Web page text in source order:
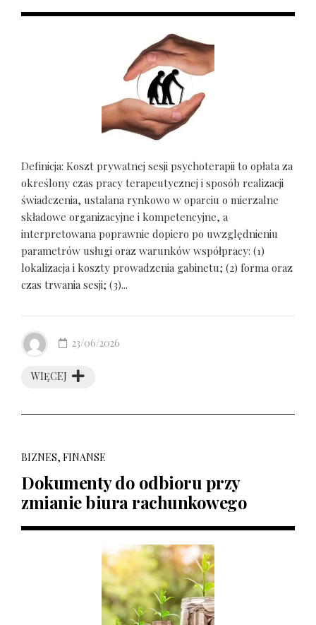
Definicja: Koszt prywatnej sesji psychoterapii to opłata za
określony czas pracy terapeutycznej i sposób realizacji
świadczenia, ustalana rynkowo w oparciu o mierzalne
składowe organizacyjne i kompetencyjne, a
interpretowana poprawnie dopiero po uwzględnieniu
parametrów usługi oraz warunków współpracy: (1)
lokalizacja i koszty prowadzenia gabinetu; (2) forma oraz
czas trwania sesji; (3)...
WIĘCEJ
23/06/2026
BIZNES, FINANSE
Dokumenty do odbioru przy
zmianie biura rachunkowego